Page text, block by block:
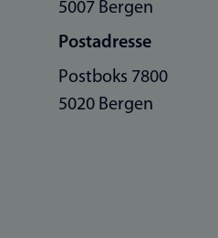
5007 Bergen
Postadresse
Postboks 7800
5020 Bergen